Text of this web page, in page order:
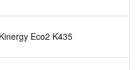
Kinergy Eco2 K435